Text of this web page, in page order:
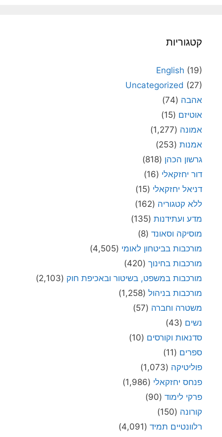
קטגוריות
English (19)
Uncategorized (27)
אהבה (74)
אוטיזם (15)
אמונה (1,277)
אמנות (253)
גרשון הכהן (818)
דור יחזקאלי (16)
דניאל יחזקאלי (15)
ללא קטגוריה (162)
מדע ועתידנות (135)
מוסיקה וסאונד (8)
מורכבות בביטחון לאומי (4,505)
מורכבות בחינוך (420)
מורכבות במשפט, בשיטור ובאכיפת חוק (2,103)
מורכבות בניהול (1,258)
משטרה וחברה (57)
נשים (43)
סדנאות וקורסים (10)
ספרים (11)
פוליטיקה (1,073)
פנחס יחזקאלי (1,986)
פרקי לימוד (90)
קורונה (150)
רלוונטיים תמיד (4,091)